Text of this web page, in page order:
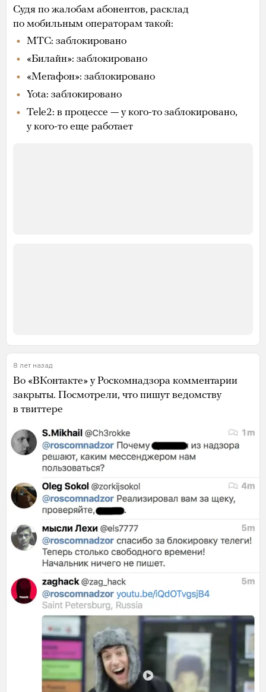
Судя по жалобам абонентов, расклад
по мобильным операторам такой:
МТС: заблокировано
«Билайн»: заблокировано
«Мегафон»: заблокировано
Yota: заблокировано
Tele2: в процессе — у кого-то заблокировано,
у кого-то еще работает
8 лет назад
Во «ВКонтакте» у Роскомнадзора комментарии
закрыты. Посмотрели, что пишут ведомству
в твиттере